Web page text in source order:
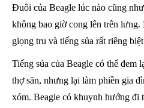
Đuôi của Beagle lúc nào cũng
không bao giờ cong lên trên
giọng tru và tiếng sủa rất riêng
Tiếng sủa của Beagle có thể đem
thợ săn, nhưng lại làm phiền gia
xóm. Beagle có khuynh hướng đi